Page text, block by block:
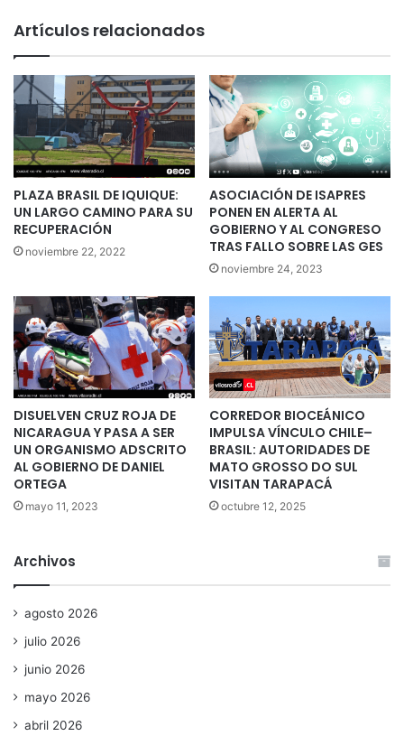
Artículos relacionados
PLAZA BRASIL DE IQUIQUE:
UN LARGO CAMINO PARA SU
RECUPERACIÓN
noviembre 22, 2022
ASOCIACIÓN DE ISAPRES
PONEN EN ALERTA AL
GOBIERNO Y AL CONGRESO
TRAS FALLO SOBRE LAS GES
noviembre 24, 2023
DISUELVEN CRUZ ROJA DE
NICARAGUA Y PASA A SER
UN ORGANISMO ADSCRITO
AL GOBIERNO DE DANIEL
ORTEGA
mayo 11, 2023
CORREDOR BIOCEÁNICO
IMPULSA VÍNCULO CHILE–
BRASIL: AUTORIDADES DE
MATO GROSSO DO SUL
VISITAN TARAPACÁ
octubre 12, 2025
Archivos
agosto 2026
julio 2026
junio 2026
mayo 2026
abril 2026